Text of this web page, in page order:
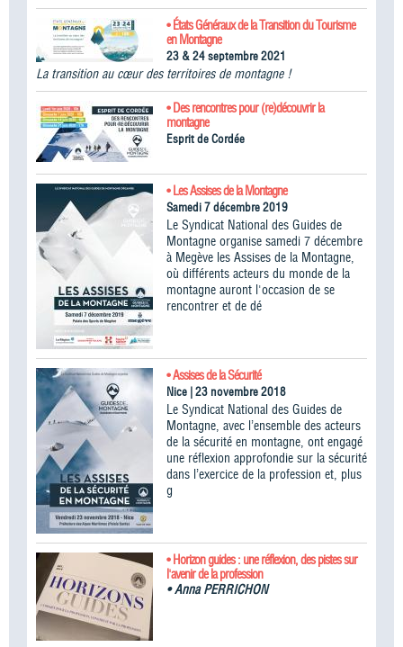
• États Généraux de la Transition du Tourisme
en Montagne
23 & 24 septembre 2021
La transition au cœur des territoires de montagne !
• Des rencontres pour (re)découvrir la
montagne
Esprit de Cordée
• Les Assises de la Montagne
Samedi 7 décembre 2019
Le Syndicat National des Guides de
Montagne organise samedi 7 décembre
à Megève les Assises de la Montagne,
où différents acteurs du monde de la
montagne auront l'occasion de se
rencontrer et de dé
• Assises de la Sécurité
Nice | 23 novembre 2018
Le Syndicat National des Guides de
Montagne, avec l’ensemble des acteurs
de la sécurité en montagne, ont engagé
une réflexion approfondie sur la sécurité
dans l’exercice de la profession et, plus
g
• Horizon guides : une réflexion, des pistes sur
l'avenir de la profession
•Anna PERRICHON